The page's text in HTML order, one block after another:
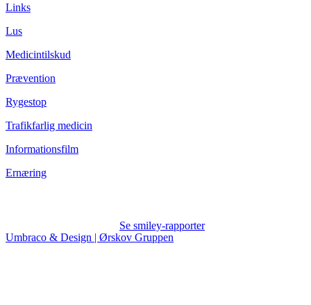
Links
Lus
Medicintilskud
Prævention
Rygestop
Trafikfarlig medicin
Informationsfilm
Ernæring
Se smiley-rapporter
Umbraco & Design | Ørskov Gruppen